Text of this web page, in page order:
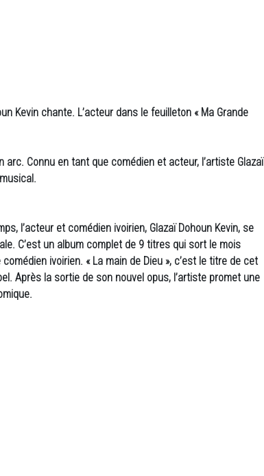
Kevin chante. L’acteur dans le feuilleton « Ma Grande
arc. Connu en tant que comédien et acteur, l’artiste Glazaï
l’acteur et comédien ivoirien, Glazaï Dohoun Kevin, se
C’est un album complet de 9 titres qui sort le mois
ivoirien. « La main de Dieu », c’est le titre de cet
Après la sortie de son nouvel opus, l’artiste promet une